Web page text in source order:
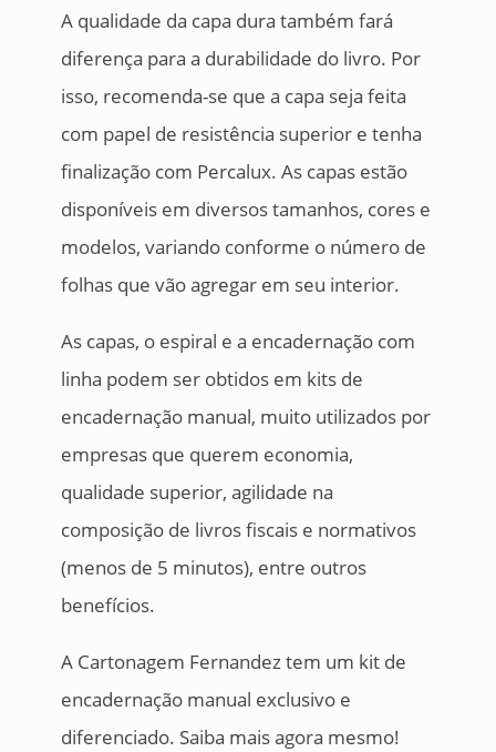
A qualidade da capa dura também fará
diferença para a durabilidade do livro. Por
isso, recomenda-se que a capa seja feita
com papel de resistência superior e tenha
finalização com Percalux. As capas estão
disponíveis em diversos tamanhos, cores e
modelos, variando conforme o número de
folhas que vão agregar em seu interior.
As capas, o espiral e a encadernação com
linha podem ser obtidos em kits de
encadernação manual, muito utilizados por
empresas que querem economia,
qualidade superior, agilidade na
composição de livros fiscais e normativos
(menos de 5 minutos), entre outros
benefícios.
A Cartonagem Fernandez tem um kit de
encadernação manual exclusivo e
diferenciado. Saiba mais agora mesmo!